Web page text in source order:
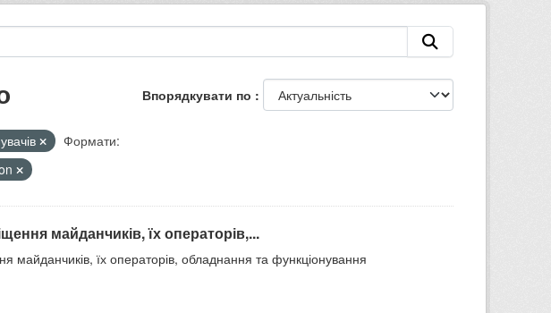
Впорядкувати по
Формати:
майданчиків, їх операторів,...
майданчиків, їх операторів, обладнання та функціонування